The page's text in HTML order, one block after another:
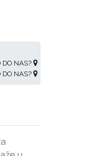
DO NAS?
DO NAS?